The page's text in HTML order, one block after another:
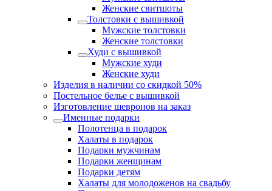
Женские свитшоты
Толстовки с вышивкой
Мужские толстовки
Женские толстовки
Худи с вышивкой
Мужские худи
Женские худи
Изделия в наличии со скидкой 50%
Постельное белье с вышивкой
Изготовление шевронов на заказ
Именные подарки
Полотенца в подарок
Халаты в подарок
Подарки мужчинам
Подарки женщинам
Подарки детям
Халаты для молодоженов на свадьбу